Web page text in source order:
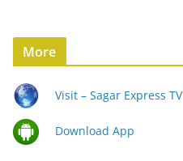
More
Visit – Sagar Express TV
Download App